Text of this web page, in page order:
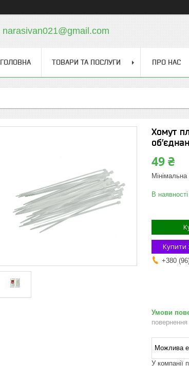
narasivan021@gmail.com
ГОЛОВНА ТОВАРИ ТА ПОСЛУГИ ПРО НАС
Хомут
49 ₴
В наявності
Купити
+380
У компанії